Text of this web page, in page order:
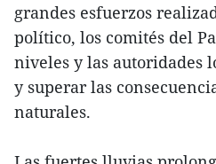
grandes esfuerzos
político, los comités del
niveles y las autoridades
y superar las
naturales.